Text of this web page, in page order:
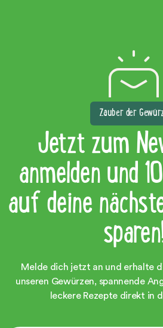
Zauber der
Jetzt zum
anmelden und
auf deine
Melde dich jetzt an und erhalte
unseren Gewürzen, spannende
leckere Rezepte direkt in